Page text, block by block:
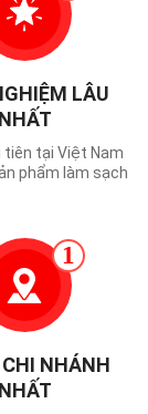
LÂU
NHẤT
tiên tại Việt Nam
phẩm làm sạch
1
NHÁNH
NHẤT